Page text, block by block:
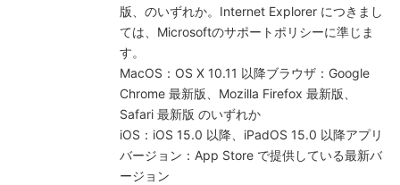
版、のいずれか。Internet Explorer につきまし
ては、Microsoftのサポートポリシーに準じま
す。
MacOS：OS X 10.11 以降ブラウザ：Google
Chrome 最新版、Mozilla Firefox 最新版、
Safari 最新版 のいずれか
iOS：iOS 15.0 以降、iPadOS 15.0 以降アプリ
バージョン：App Store で提供している最新バ
ージョン